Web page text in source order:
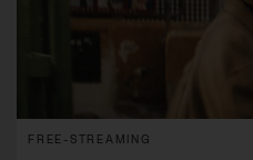
FREE-STREAMING